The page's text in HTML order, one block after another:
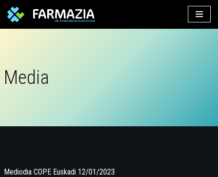
Saltar
Media
Mediodia COPE Euskadi 12/01/2023